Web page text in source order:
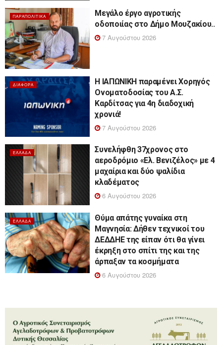
ΠΑΡΑΠΟΛΙΤΙΚΆ
Μεγάλο έργο αγροτικής
οδοποιίας στο Δήμο Μουζακίου..
7 Αυγούστου 2026
ΔΙΆΦΟΡΑ
Η ΙΑΠΩΝΙΚΗ παραμένει Χορηγός
Ονοματοδοσίας του Α.Σ.
Καρδίτσας για 4η διαδοχική
χρονιά!
7 Αυγούστου 2026
ΕΛΛΆΔΑ
Συνελήφθη 37χρονος στο
αεροδρόμιο «Ελ. Βενιζέλος» με 4
μαχαίρια και δύο ψαλίδια
κλαδέματος
6 Αυγούστου 2026
ΕΛΛΆΔΑ
Θύμα απάτης γυναίκα στη
Μαγνησία: Δήθεν τεχνικοί του
ΔΕΔΔΗΕ της είπαν ότι θα γίνει
έκρηξη στο σπίτι της και της
άρπαξαν τα κοσμήματα
6 Αυγούστου 2026